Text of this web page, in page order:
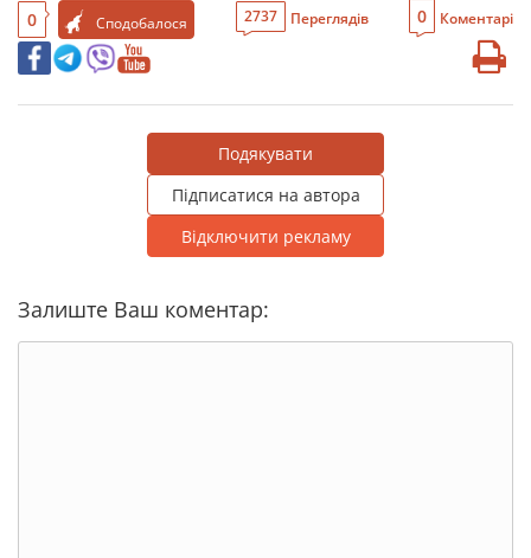
0 Сподобалося 2737 Переглядів 0 Коментарі
Подякувати
Підписатися на автора
Відключити рекламу
Залиште Ваш коментар: